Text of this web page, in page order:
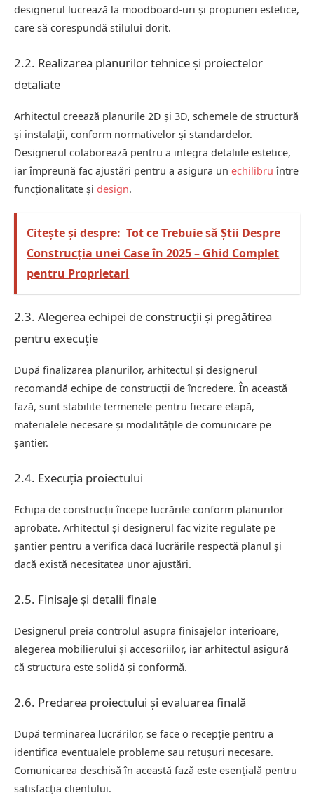
designerul lucrează la moodboard-uri și propuneri estetice,
care să corespundă stilului dorit.
2.2. Realizarea planurilor tehnice și proiectelor
detaliate
Arhitectul creează planurile 2D și 3D, schemele de structură
și instalații, conform normativelor și standardelor.
Designerul colaborează pentru a integra detaliile estetice,
iar împreună fac ajustări pentru a asigura un echilibru între
funcționalitate și design.
Citește și despre: Tot ce Trebuie să Știi Despre
Construcția unei Case în 2025 – Ghid Complet
pentru Proprietari
2.3. Alegerea echipei de construcții și pregătirea
pentru execuție
După finalizarea planurilor, arhitectul și designerul
recomandă echipe de construcții de încredere. În această
fază, sunt stabilite termenele pentru fiecare etapă,
materialele necesare și modalitățile de comunicare pe
șantier.
2.4. Execuția proiectului
Echipa de construcții începe lucrările conform planurilor
aprobate. Arhitectul și designerul fac vizite regulate pe
șantier pentru a verifica dacă lucrările respectă planul și
dacă există necesitatea unor ajustări.
2.5. Finisaje și detalii finale
Designerul preia controlul asupra finisajelor interioare,
alegerea mobilierului și accesoriilor, iar arhitectul asigură
că structura este solidă și conformă.
2.6. Predarea proiectului și evaluarea finală
După terminarea lucrărilor, se face o recepție pentru a
identifica eventualele probleme sau retușuri necesare.
Comunicarea deschisă în această fază este esențială pentru
satisfacția clientului.